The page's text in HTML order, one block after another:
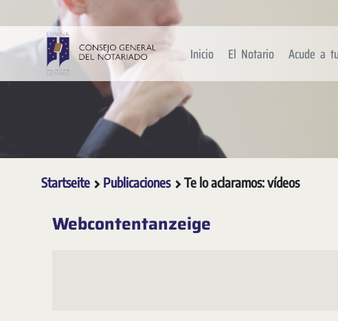
Zum Hauptinhalt springen
Inicio El Notario Acude a
Startseite Publicaciones Te lo aclaramos: vídeos
Webcontentanzeige